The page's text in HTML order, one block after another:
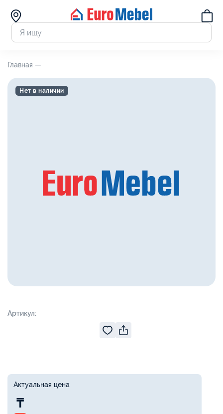
Главная —
Артикул:
Нет в наличии
Актуальная цена
₸